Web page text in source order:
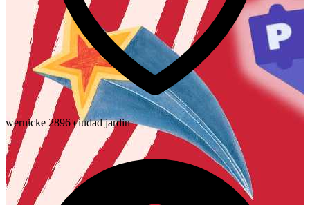
wernicke 2896 ciudad jardin